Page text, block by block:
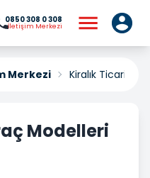
0850 308 0 308
İletişim Merkezi
Merkezi Kiralık Ticari
Modelleri